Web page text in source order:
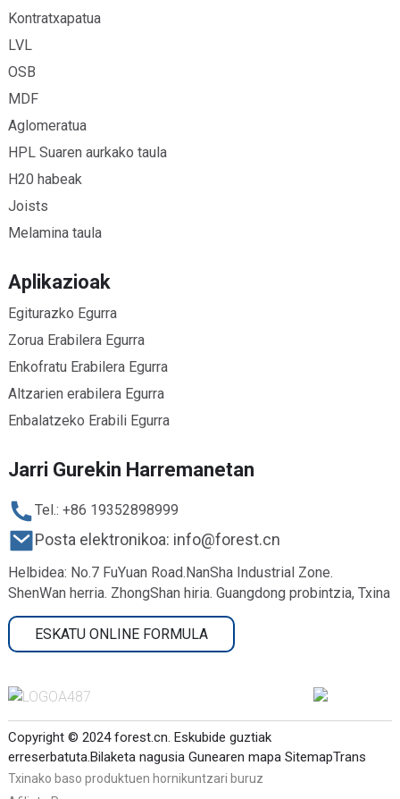
Kontratxapatua
LVL
OSB
MDF
Aglomeratua
HPL Suaren aurkako taula
H20 habeak
Joists
Melamina taula
Aplikazioak
Egiturazko Egurra
Zorua Erabilera Egurra
Enkofratu Erabilera Egurra
Altzarien erabilera Egurra
Enbalatzeko Erabili Egurra
Jarri Gurekin Harremanetan
Tel.: +86 19352898999
Posta elektronikoa: info@forest.cn
Helbidea: No.7 FuYuan Road.NanSha Industrial Zone.
ShenWan herria. ZhongShan hiria. Guangdong probintzia, Txina
ESKATU ONLINE FORMULA
Copyright © 2024 forest.cn. Eskubide guztiak
erreserbatuta.Bilaketa nagusia Gunearen mapa SitemapTrans
Txinako baso produktuen hornikuntzari buruz